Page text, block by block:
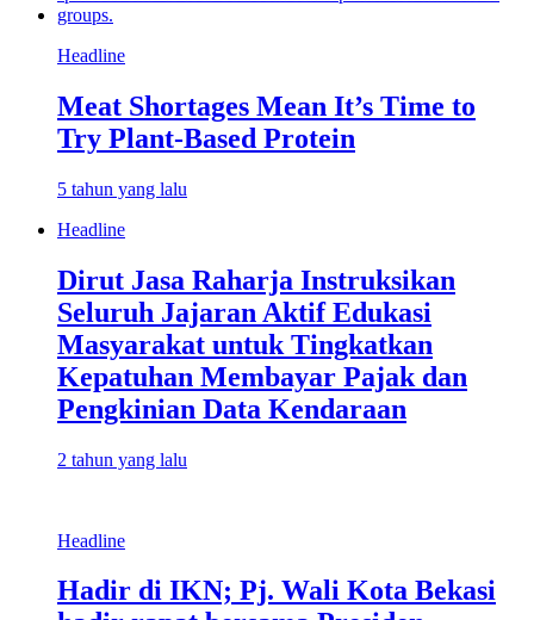
Headline
Meat Shortages Mean It’s Time to
Try Plant-Based Protein
5 tahun yang lalu
Headline
Dirut Jasa Raharja Instruksikan
Seluruh Jajaran Aktif Edukasi
Masyarakat untuk Tingkatkan
Kepatuhan Membayar Pajak dan
Pengkinian Data Kendaraan
2 tahun yang lalu
Headline
Hadir di IKN; Pj. Wali Kota Bekasi